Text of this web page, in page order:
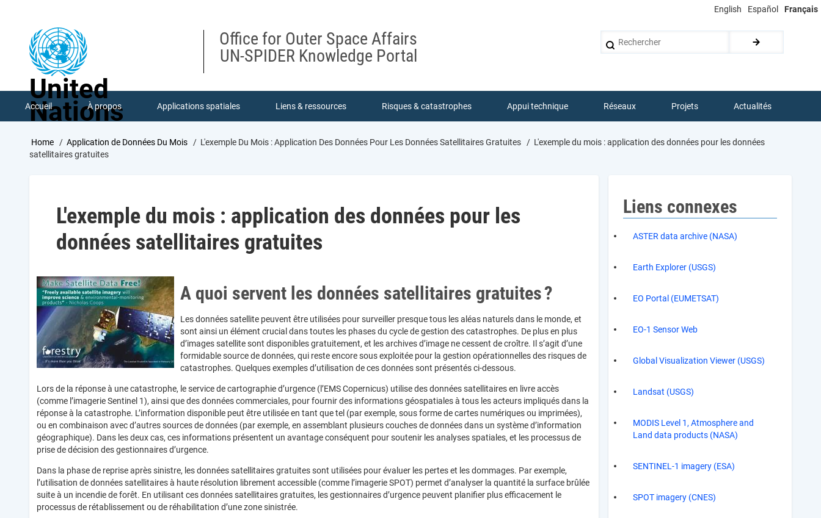
English Español Français
United
Nations
Office for Outer Space Affairs
UN-SPIDER Knowledge Portal
Rechercher
Accueil À propos Applications spatiales Liens & ressources Risques & catastrophes Appui technique Réseaux Projets Actualités
Breadcrumb
Home Application de Données Du Mois L'exemple Du Mois : Application Des Données Pour Les Données Satellitaires Gratuites
L'exemple du mois : application des données pour les données
satellitaires gratuites
L'exemple du mois : application des données pour les
données satellitaires gratuites
A quoi servent les données satellitaires gratuites ?
Les données satellite peuvent être utilisées pour surveiller presque tous les aléas naturels dans le monde, et
sont ainsi un élément crucial dans toutes les phases du cycle de gestion des catastrophes. De plus en plus
d’images satellite sont disponibles gratuitement, et les archives d’image ne cessent de croître. Il s’agit d’une
formidable source de données, qui reste encore sous exploitée pour la gestion opérationnelles des risques de
catastrophes. Quelques exemples d’utilisation de ces données sont présentés ci-dessous.
Lors de la réponse à une catastrophe, le service de cartographie d’urgence (l’EMS Copernicus) utilise des données satellitaires en livre accès
(comme l’imagerie Sentinel 1), ainsi que des données commerciales, pour fournir des informations géospatiales à tous les acteurs impliqués dans la
réponse à la catastrophe. L’information disponible peut être utilisée en tant que tel (par exemple, sous forme de cartes numériques ou imprimées),
ou en combinaison avec d’autres sources de données (par exemple, en assemblant plusieurs couches de données dans un système d’information
géographique). Dans les deux cas, ces informations présentent un avantage conséquent pour soutenir les analyses spatiales, et les processus de
prise de décision des gestionnaires d’urgence.
Dans la phase de reprise après sinistre, les données satellitaires gratuites sont utilisées pour évaluer les pertes et les dommages. Par exemple,
l’utilisation de données satellitaires à haute résolution librement accessible (comme l’imagerie SPOT) permet d’analyser la quantité la surface brûlée
suite à un incendie de forêt. En utilisant ces données satellitaires gratuites, les gestionnaires d’urgence peuvent planifier plus efficacement le
processus de rétablissement ou de réhabilitation d’une zone sinistrée.
Liens connexes
ASTER data archive (NASA)
Earth Explorer (USGS)
EO Portal (EUMETSAT)
EO-1 Sensor Web
Global Visualization Viewer (USGS)
Landsat (USGS)
MODIS Level 1, Atmosphere and
Land data products (NASA)
SENTINEL-1 imagery (ESA)
SPOT imagery (CNES)